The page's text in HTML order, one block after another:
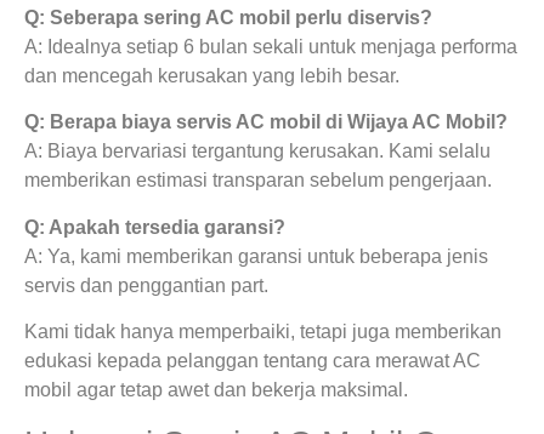
Q: Seberapa sering AC mobil perlu diservis?
A: Idealnya setiap 6 bulan sekali untuk menjaga performa
dan mencegah kerusakan yang lebih besar.
Q: Berapa biaya servis AC mobil di Wijaya AC Mobil?
A: Biaya bervariasi tergantung kerusakan. Kami selalu
memberikan estimasi transparan sebelum pengerjaan.
Q: Apakah tersedia garansi?
A: Ya, kami memberikan garansi untuk beberapa jenis
servis dan penggantian part.
Kami tidak hanya memperbaiki, tetapi juga memberikan
edukasi kepada pelanggan tentang cara merawat AC
mobil agar tetap awet dan bekerja maksimal.